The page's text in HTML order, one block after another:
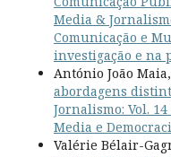
Media &
Comunicação e
investigação e na
António João Maia,
abordagens
Jornalismo: Vol.
Media e
Valérie Bélair-